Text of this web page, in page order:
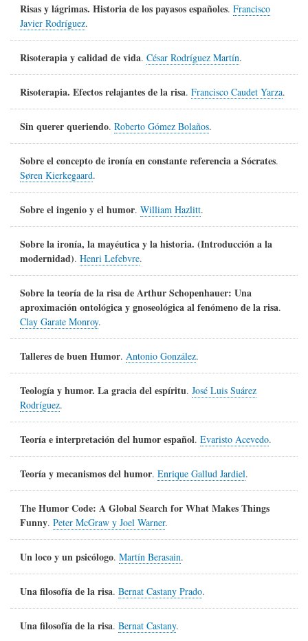
Risas y lágrimas. Historia de los payasos españoles. Francisco
Javier Rodríguez.
Risoterapia y calidad de vida. César Rodríguez Martín.
Risoterapia. Efectos relajantes de la risa. Francisco Caudet Yarza.
Sin querer queriendo. Roberto Gómez Bolaños.
Sobre el concepto de ironía en constante referencia a Sócrates.
Søren Kierkegaard.
Sobre el ingenio y el humor. William Hazlitt.
Sobre la ironía, la mayéutica y la historia. (Introducción a la
modernidad). Henri Lefebvre.
Sobre la teoría de la risa de Arthur Schopenhauer: Una
aproximación ontológica y gnoseológica al fenómeno de la risa.
Clay Garate Monroy.
Talleres de buen Humor. Antonio González.
Teología y humor. La gracia del espíritu. José Luis Suárez
Rodríguez.
Teoría e interpretación del humor español. Evaristo Acevedo.
Teoría y mecanismos del humor. Enrique Gallud Jardiel.
The Humor Code: A Global Search for What Makes Things
Funny. Peter McGraw y Joel Warner.
Un loco y un psicólogo. Martín Berasain.
Una filosofía de la risa. Bernat Castany Prado.
Una filosofía de la risa. Bernat Castany.